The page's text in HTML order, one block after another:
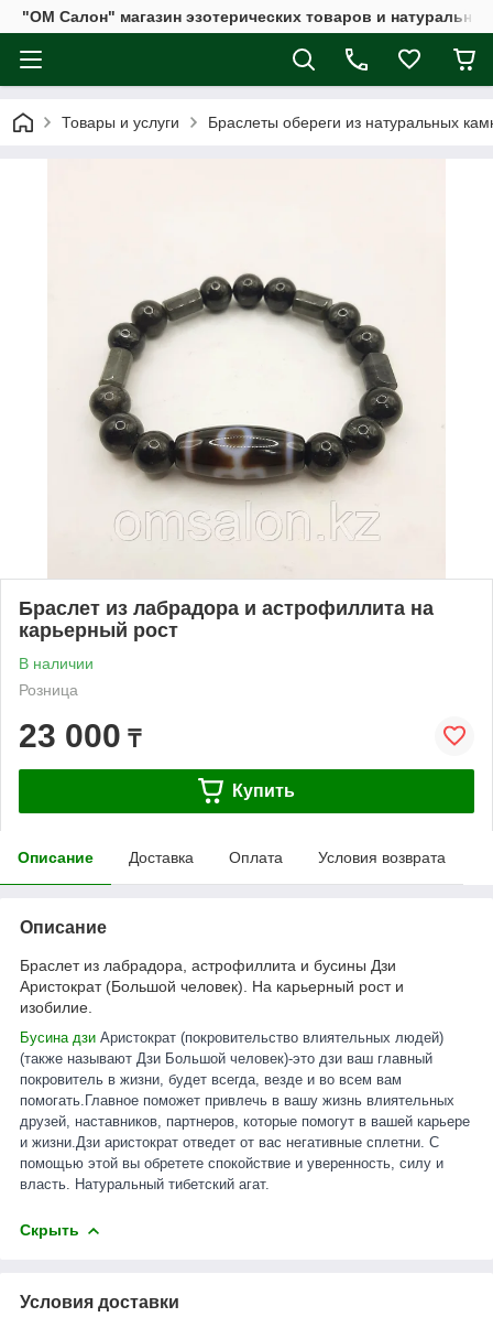
"ОМ Салон" магазин эзотерических товаров и
Товары и услуги Браслеты обереги из натуральных
Браслет из лабрадора и астрофиллита на
карьерный рост
В наличии
Розница
23 000 ₸
Купить
Описание Доставка Оплата Условия возврата
Описание
Браслет из лабрадора, астрофиллита и бусины Дзи
Аристократ (Большой человек). На карьерный рост и
изобилие.
Бусина дзи Аристократ (покровительство влиятельных людей)
(также называют Дзи Большой человек)-это дзи ваш главный
покровитель в жизни, будет всегда, везде и во всем вам
помогать.Главное поможет привлечь в вашу жизнь влиятельных
друзей, наставников, партнеров, которые помогут в вашей карьере
и жизни.Дзи аристократ отведет от вас негативные сплетни. С
помощью этой вы обретете спокойствие и уверенность, силу и
власть. Натуральный тибетский агат.
Скрыть
Условия доставки